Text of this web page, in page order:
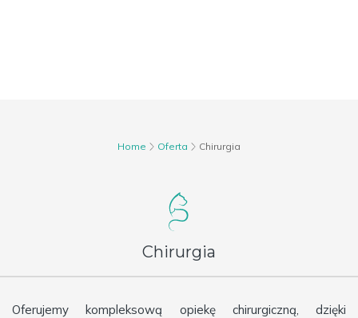
Home Oferta Chirurgia
Chirurgia
Oferujemy kompleksową opiekę chirurgiczną, dzięki